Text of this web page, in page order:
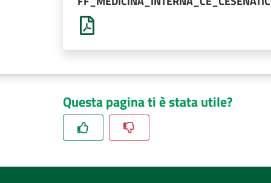
Questa pagina ti è stata utile?